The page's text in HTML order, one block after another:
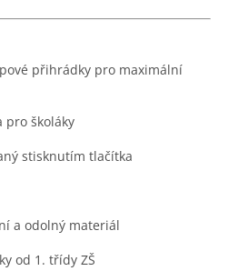
přihrádky pro maximální
pro školáky
stisknutím tlačítka
a odolný materiál
od 1. třídy ZŠ